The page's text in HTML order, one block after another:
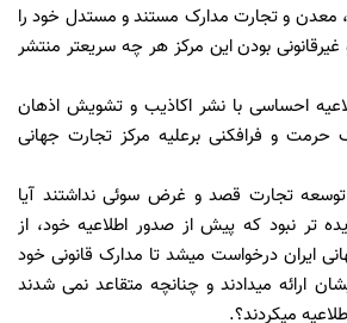
معدن و تجارت مدارک مستند و مستدل خود را
بودن این مرکز هر چه سریعتر منتشر
احساسی با نشر اکاذیب و تشویش اذهان
و فرافکنی برعلیه مرکز تجارت جهانی
تجارت قصد و غرض سوئی نداشتند آیا
تر نبود که پیش از صدور اطلاعیه خود، از
ایران درخواست میشد تا مدارک قانونی خود
ارائه میدادند و چنانچه متقاعد نمی شدند
میکردند؟.